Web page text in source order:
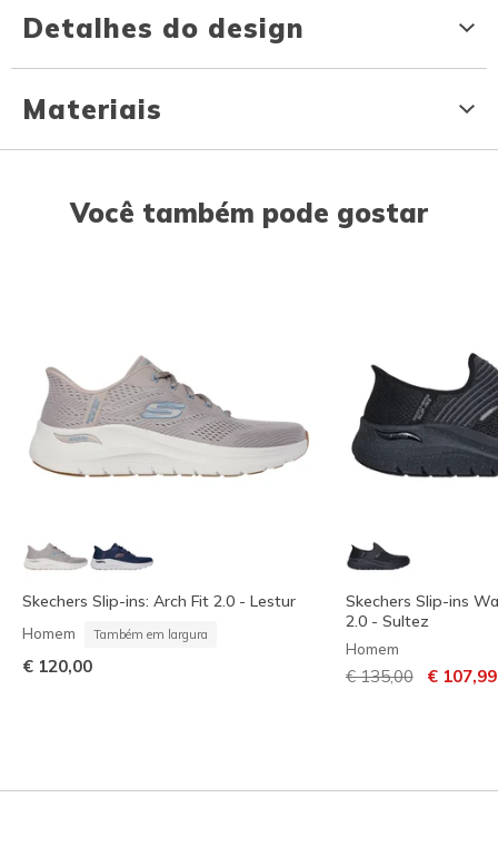
Detalhes do design
Materiais
Você também pode gostar
Skechers Slip-ins: Arch Fit 2.0 - Lestur
Homem Também em largura
€ 120,00
Skechers Slip-ins
2.0 - Sultez
Homem
Preço com
€ 135,00para
€ 107,99